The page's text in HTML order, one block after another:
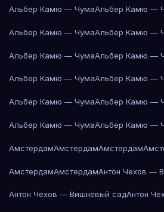
Альбер Камю — ЧумаАльбер Камю —
Альбер Камю — ЧумаАльбер Камю —
Альбер Камю — ЧумаАльбер Камю —
Альбер Камю — ЧумаАльбер Камю —
Альбер Камю — ЧумаАльбер Камю —
Альбер Камю — ЧумаАльбер Камю —
АмстердамАмстердамАмстердам
АмстердамАмстердамАнтон Чехов —
Антон Чехов — Вишнёвый садАнтон